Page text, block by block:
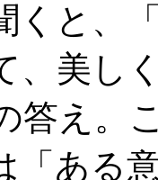
くと、
、美し
答え。
「ある